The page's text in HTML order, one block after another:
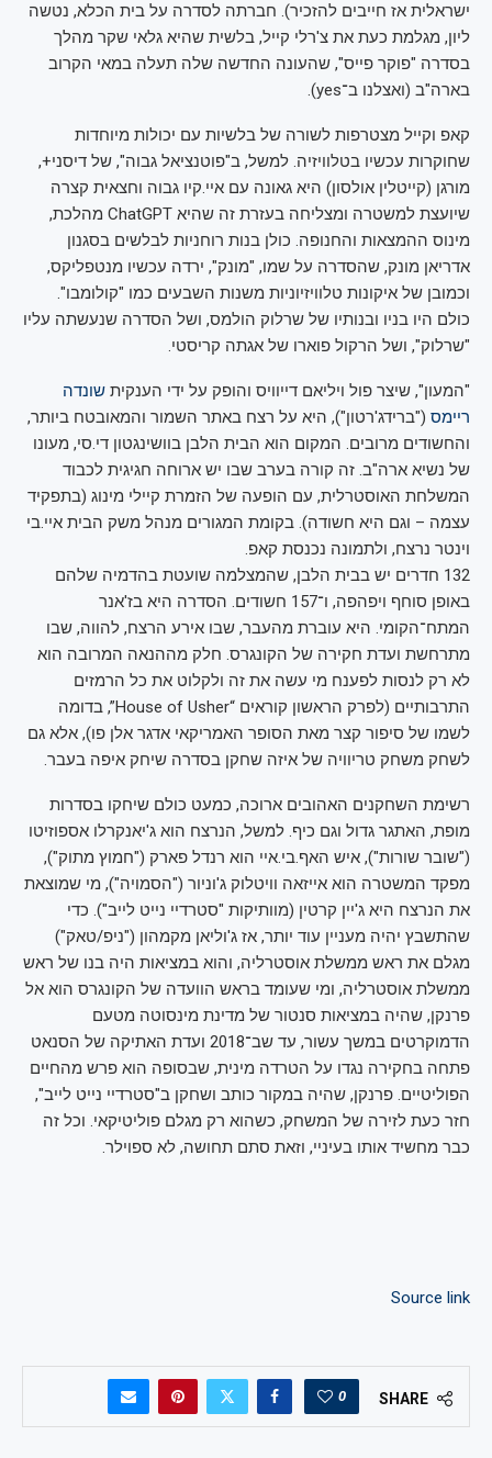
ישראלית אז חייבים להזכיר). חברתה לסדרה על בית הכלא, נטשה
ליון, מגלמת כעת את צ'רלי קייל, בלשית שהיא גלאי שקר מהלך
בסדרה "פוקר פייס", שהעונה החדשה שלה תעלה במאי הקרוב
בארה"ב (ואצלנו ב־yes).
קאפ וקייל מצטרפות לשורה של בלשיות עם יכולות מיוחדות
שחוקרות עכשיו בטלוויזיה. למשל, ב"פוטנציאל גבוה", של דיסני+,
מורגן (קייטלין אולסון) היא גאונה עם איי.קיו גבוה וחצאית קצרה
שיועצת למשטרה ומצליחה בעזרת זה שהיא ChatGPT מהלכת,
מינוס ההמצאות והחנופה. כולן בנות רוחניות לבלשים בסגנון
אדריאן מונק, שהסדרה על שמו, "מונק", ירדה עכשיו מנטפליקס,
וכמובן של איקונות טלוויזיוניות משנות השבעים כמו "קולומבו".
כולם היו בניו ובנותיו של שרלוק הולמס, ושל הסדרה שנעשתה עליו
"שרלוק", ושל הרקול פוארו של אגתה קריסטי.
"המעון", שיצר פול ויליאם דייוויס והופק על ידי הענקית שונדה
ריימס ("ברידג'רטון"), היא על רצח באתר השמור והמאובטח ביותר,
והחשודים מרובים. המקום הוא הבית הלבן בוושינגטון די.סי, מעונו
של נשיא ארה"ב. זה קורה בערב שבו יש ארוחה חגיגית לכבוד
המשלחת האוסטרלית, עם הופעה של הזמרת קיילי מינוג (בתפקיד
עצמה – וגם היא חשודה). בקומת המגורים מנהל משק הבית איי.בי
וינטר נרצח, ולתמונה נכנסת קאפ.
132 חדרים יש בבית הלבן, שהמצלמה שועטת בהדמיה שלהם
באופן סוחף ויפהפה, ו־157 חשודים. הסדרה היא בז'אנר
המתח־הקומי. היא עוברת מהעבר, שבו אירע הרצח, להווה, שבו
מתרחשת ועדת חקירה של הקונגרס. חלק מההנאה המרובה הוא
לא רק לנסות לפענח מי עשה את זה ולקלוט את כל הרמזים
התרבותיים (לפרק הראשון קוראים “House of Usher”, בדומה
לשמו של סיפור קצר מאת הסופר האמריקאי אדגר אלן פו), אלא גם
לשחק משחק טריוויה של איזה שחקן בסדרה שיחק איפה בעבר.
רשימת השחקנים האהובים ארוכה, כמעט כולם שיחקו בסדרות
מופת, האתגר גדול וגם כיף. למשל, הנרצח הוא ג'יאנקרלו אספוזיטו
("שובר שורות"), איש האף.בי.איי הוא רנדל פארק ("חמוץ מתוק"),
מפקד המשטרה הוא אייזאה וויטלוק ג'וניור ("הסמויה"), מי שמוצאת
את הנרצח היא ג'יין קרטין (מוותיקות "סטרדיי נייט לייב"). כדי
שהתשבץ יהיה מעניין עוד יותר, אז ג'וליאן מקמהון ("ניפ/טאק")
מגלם את ראש ממשלת אוסטרליה, והוא במציאות היה בנו של ראש
ממשלת אוסטרליה, ומי שעומד בראש הוועדה של הקונגרס הוא אל
פרנקן, שהיה במציאות סנטור של מדינת מינסוטה מטעם
הדמוקרטים במשך עשור, עד שב־2018 ועדת האתיקה של הסנאט
פתחה בחקירה נגדו על הטרדה מינית, שבסופה הוא פרש מהחיים
הפוליטיים. פרנקן, שהיה במקור כותב ושחקן ב"סטרדיי נייט לייב",
חזר כעת לזירה של המשחק, כשהוא רק מגלם פוליטיקאי. וכל זה
כבר מחשיד אותו בעיניי, וזאת סתם תחושה, לא ספוילר.
Source link
SHARE
0